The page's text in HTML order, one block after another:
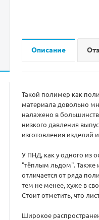
Описание
Такой полимер как
материала довольно
налажено в
низкого давления
изготовления изделий
У ПНД, как у одного из
"тёплым льдом". Также
отличается от ряда
тем не менее, хуже в
Стоит отметить, что
Широкое